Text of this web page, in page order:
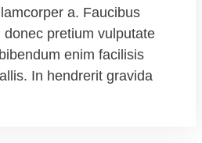
a. Faucibus
pretium vulputate
enim facilisis
In hendrerit gravida